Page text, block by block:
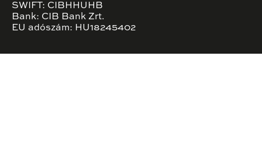
SWIFT: CIBHHUHB
Bank: CIB Bank Zrt.
EU adószám: HU18245402